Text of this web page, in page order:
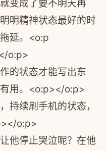
变成了要不明天再
明精神状态最好的时
延。 <o:p
o:p>
的状态才能写出东
用。 <o:p></o:p>
持续刷手机的状态，
o:p>
他停止哭泣呢？在他